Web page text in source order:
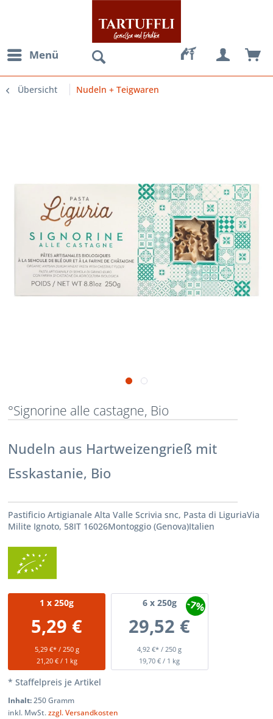
Menü
Übersicht Nudeln + Teigwaren
°Signorine alle castagne, Bio
Nudeln aus Hartweizengrieß mit
Esskastanie, Bio
Pastificio Artigianale Alta Valle Scrivia snc, Pasta di LiguriaVia
Milite Ignoto, 58IT 16026Montoggio (Genova)Italien
1 x 250g
5,29 €
5,29 €* / 250 g
21,20 € / 1 kg
6x 250g
29,52 €
4,92 €* / 250 g
-7%
19,70 € / 1 kg
* Staffelpreis je Artikel
Inhalt:250 Gramm
inkl. MwSt.zzgl. Versandkosten